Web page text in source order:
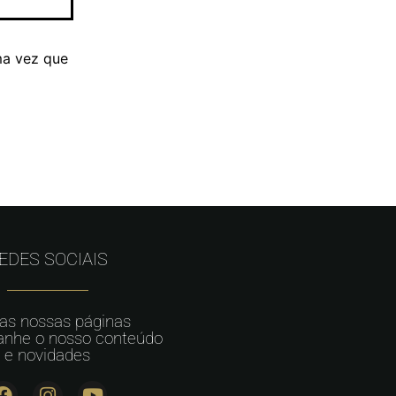
vez que
SOCIAIS
nossas páginas
o nosso conteúdo
e novidades